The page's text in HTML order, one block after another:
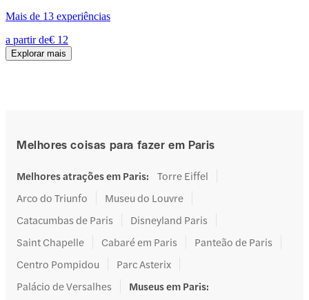
Mais de 13 experiências
a partir de€ 12
Explorar mais
Melhores coisas para fazer em Paris
Melhores atrações em Paris:
Torre Eiffel
Arco do Triunfo
Museu do Louvre
Catacumbas de Paris
Disneyland Paris
Saint Chapelle
Cabaré em Paris
Panteão de Paris
Centro Pompidou
Parc Asterix
Palácio de Versalhes
Museus em Paris: